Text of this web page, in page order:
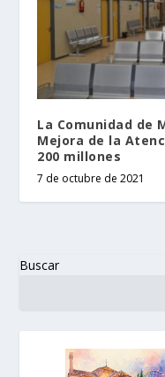
La Comunidad de
Mejora de la
200 millones
7 de octubre de 2021
Buscar